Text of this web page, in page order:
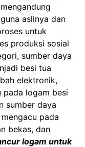
aslinya dan
untuk
produksi sosial
sumber daya
besi tua
elektronik,
pada logam besi
sumber daya
pada
bekas, dan
logam untuk